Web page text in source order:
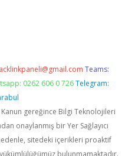
Teams:
0262 606 0 726 Telegram:
Kanun gereğince Bilgi Teknolojileri
onaylanmış bir Yer Sağlayıcı
sitedeki içerikleri proaktif
bulunmamaktadır.